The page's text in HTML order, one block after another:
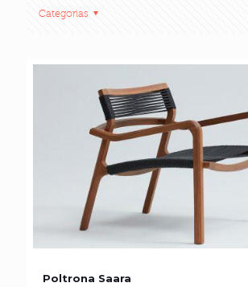
Categorias
Poltrona Saara